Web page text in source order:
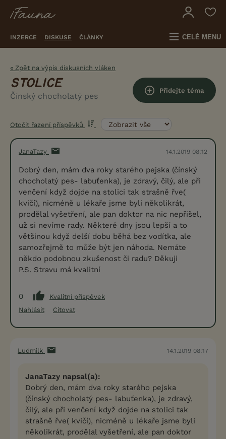
INZERCE DISKUSE ČLÁNKY CELÉ MENU
« Zpět na výpis diskusních vláken
STOLICE
Čínský chocholatý pes
Přidejte téma
Otočit řazení příspěvků
JanaTazy 14.1.2019 08:12
Dobrý den, mám dva roky starého pejska (čínský
chocholatý pes- labuťenka), je zdravý, čilý, ale při
venčení když dojde na stolici tak strašně řve(
kvičí), nicméně u lékaře jsme byli několikrát,
prodělal vyšetření, ale pan doktor na nic nepřišel,
už si nevíme rady. Některé dny jsou lepší a to
většinou když delší dobu běhá bez vodítka, ale
samozřejmě to může být jen náhoda. Nemáte
někdo podobnou zkušenost či radu? Děkuji
P.S. Stravu má kvalitní
0
Kvalitní příspěvek
Nahlásit
Citovat
Ludmilk 14.1.2019 08:17
JanaTazy napsal(a):
Dobrý den, mám dva roky starého pejska
(čínský chocholatý pes- labuťenka), je zdravý,
čilý, ale při venčení když dojde na stolici tak
strašně řve( kvičí), nicméně u lékaře jsme byli
několikrát, prodělal vyšetření, ale pan doktor